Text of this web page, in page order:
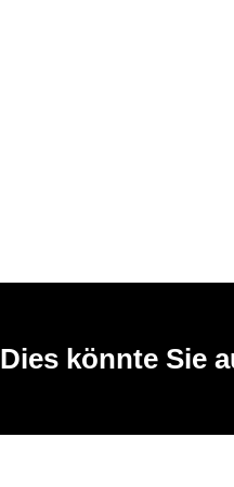
Dies könnte Sie